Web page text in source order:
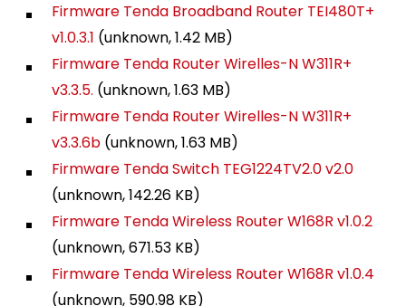
Firmware Tenda Broadband Router TEI480T+
v1.0.3.1 (unknown, 1.42 MB)
Firmware Tenda Router Wirelles-N W311R+
v3.3.5. (unknown, 1.63 MB)
Firmware Tenda Router Wirelles-N W311R+
v3.3.6b (unknown, 1.63 MB)
Firmware Tenda Switch TEG1224TV2.0 v2.0
(unknown, 142.26 KB)
Firmware Tenda Wireless Router W168R v1.0.2
(unknown, 671.53 KB)
Firmware Tenda Wireless Router W168R v1.0.4
(unknown, 590.98 KB)